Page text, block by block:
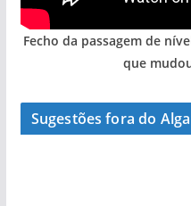
Fecho da passagem de
que
Sugestões fora do
As portas do rio Tejo
Foto do dia: a aldeia